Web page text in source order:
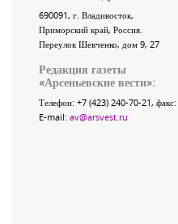
690091, г. Владивосток,
Приморский край, Россия.
Переулок Шевченко, дом 9, 27
Редакция газеты
«Арсеньевские вести»:
Телефон: +7 (423) 240-70-21, факс:
E-mail: av@arsvest.ru